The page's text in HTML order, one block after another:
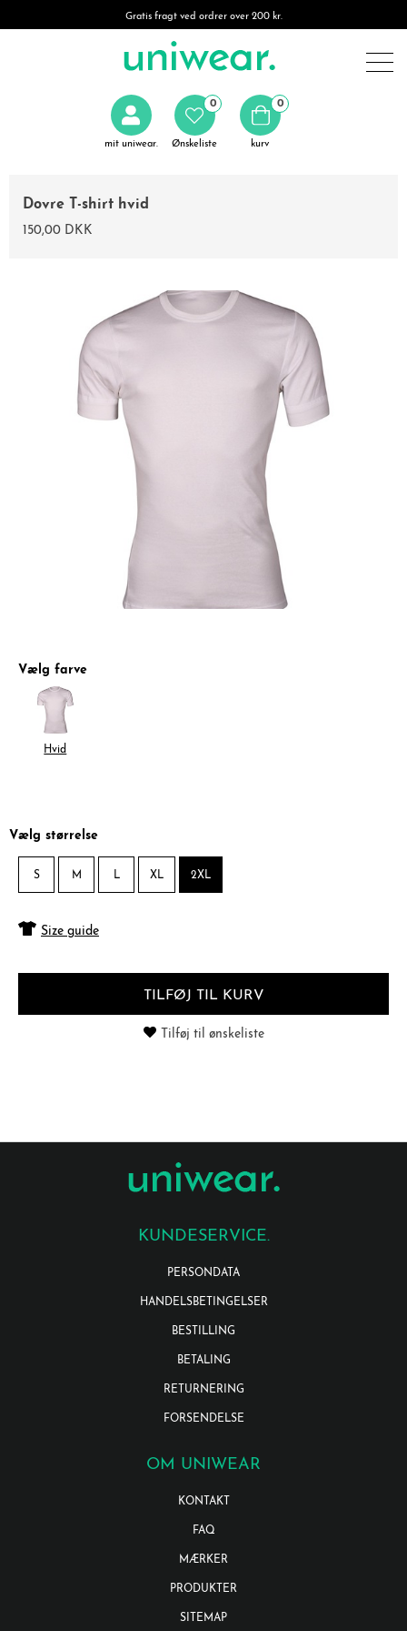
Gratis fragt ved ordrer over 200 kr.
mit uniwear. Ønskeliste
0 0
kurv
Dovre T-shirt hvid
150,00 DKK
Vælg farve
Hvid
Vælg størrelse
S M L XL 2XL
Size guide
TILFØJ TIL KURV
Tilføj til ønskeliste
KUNDESERVICE.
PERSONDATA
HANDELSBETINGELSER
BESTILLING
BETALING
RETURNERING
FORSENDELSE
OM UNIWEAR
KONTAKT
FAQ
MÆRKER
PRODUKTER
SITEMAP